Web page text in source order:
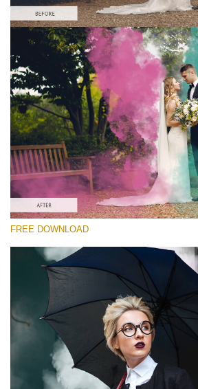
Por favor selecione
Free PNG Overlay #2
Small 800*533px
Smoke Bomb
(110 Overlays)
Large 6000*4000px
4 Seasons (411 Overlays)
Large 6000*4000px
Entire Collection
Large 6000*4000px
Download Grátis
FREE DOWNLOAD